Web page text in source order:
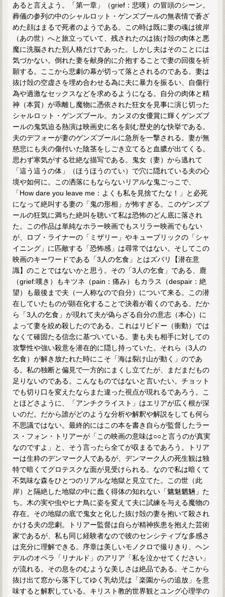
あると言えよう。「第一章」（grief：悲嘆）の冒頭のシーン。
葬儀の参列の中のシャルロット・ゲンズブールの無表情で蒼ざ
めた顔はまるで死者のようである。この時は既に妻の魂は彼岸
（あの世）へと旅立っていて、残されたのは抜け殻の肉体と悪
魔に洗脳された別人格だけであった。しかし夫はそのことには
気づかない。倒れた妻を献身的に介抱することで妻の回復を祈
願する。ここから悲劇の幕が切って落とされるのである。妻は
抜け殻の空虚さを埋め合わせる為に夫に暴力を振るい、自傷行
為や過激なセックスなどを求めるようになる。自分の肉体と精
神（本質）が乖離し魔物に憑依された狂女を見事に演じ切った
シャルロット・ゲンズブール。カンヌの女優賞に輝くゲンズブ
ールの鬼気迫る熱演は映画史に名を刻む歴史的な快挙である。
夫のデフォーが妻のゲンズブールに急所を一撃される。妻が無
慈悲にも夫の傷付いた陰茎をしごき立てると血膿が出てくる。
思わず寒気がする壮絶な描写である。鬼女（妻）から逃れて
「這う這うの体」（ほうほうのてい）で穴に隠れている夫の心
境や如何に。この洒落にもならないリアルな鬼ごっこで、
「How dare you leave me：よくも私を見捨てたな！」と必死
になって絶叫する妻の「鬼の形相」が怖すぎる。このゲンズブ
ールの狂気に満ちた絶叫を聴いて私は恐怖のどん底に落され
た。この作品は単純なホラー映画でもスリラー映画でもない
が、ロブ・ライナーの「ミザリー」やキューブリックの「シャ
イニング」に匹敵する「恐怖感」は尋常ではない。そしてこの
映画のキーワードである「3人の乞食」とはズバリ【潜在意
識】のことではないかと思う。その「3人の乞食」である、鹿
（grief:嘆き）もキツネ（pain：痛み）もカラス（despair：絶
望）も最後まで夫（一人称なので自分）について来る。この潜
在していたものが顕在化することで決着が着くのである。だか
ら「3人の乞食」が現れて夫が偽らざる自分の意志（本心）に
よって妻を絞め殺したのである。これはリビドー（衝動）では
なくて確固たる信念に基づいている。妻も夫も相手に対しての
攻撃性や強い殺意を潜在的に隠し持っていた。それら（3人の
乞食）が解き放たれた時にこそ「海は裂け山が動く」のであ
る。私の独断と偏見で一方的にまくし立てたが、まだまだもの
足りないのである。こんなものではないと言いたい。チョット
でも切り口を変えたならまた違った視点が現れるであろう。こ
とほどさように、「アンチクライスト」はエリアが広く根が深
いのだ。だから誰がどのような分析や解釈や解説をしても何ら
不思議ではない。最終的にはこの本を書き自らが監督したラー
ス・フォン・トリアーが「この映画の意味は○○と言うのが真実
なのですよ」と、そう言ったら全てが収まるであろう。トリア
ーは生粋のデンマーク人であるが、デンマーク人の死生観は独
特で暗くてグロテスクな面が見受けられる。なので私は暗くて
不気味な森をひとつのリアルな地獄と見立てた。この世（此
岸）と隔絶した地獄の中に蠢く得体の知れない「魑魅魍魎」た
ち。木の実や虫やヒナ鳥に姿を変えて夫に試練を与える魔物の
存在。その地獄の底で鬼女と化した抜け殻の妻を抱いて殺され
かける夫の悲劇。トリアー監督は自らが精神疾患を抱えた芸術
家であるが、私も同じ経験者なので彼のセンシティブな多感さ
は充分に理解できる。序章は美しいモノクロで撮りきり、ヘン
デルのオペラ「リナルド」のアリア「私を泣かせてください」
が流れる。その息をのむような美しさは絶品である。そこから
抜け出て窓から落下してゆく乳幼児は「楽園からの追放」を意
味すると解釈している。キリスト教的世界観とユング心理学の